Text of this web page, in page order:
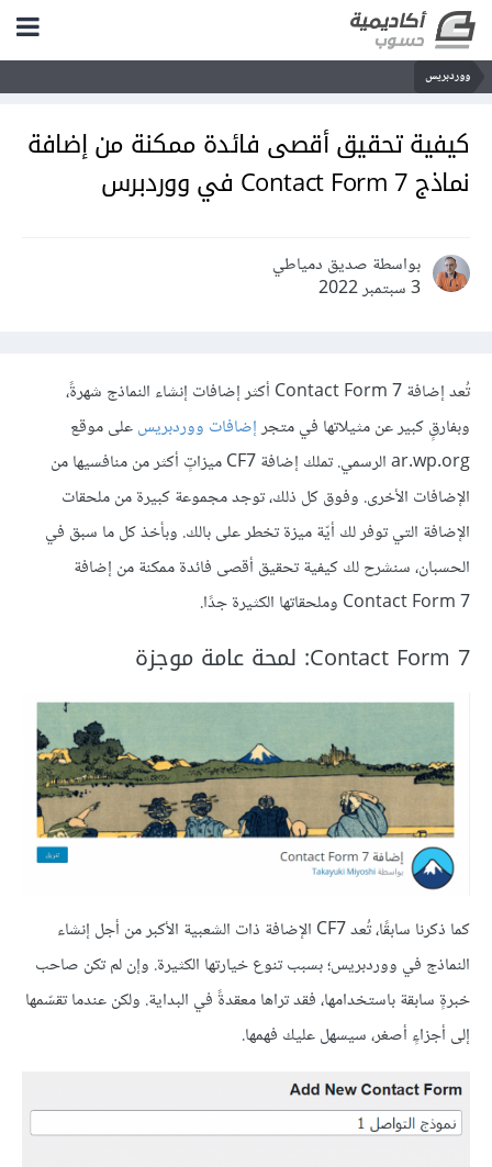
ووردبريس
كيفية تحقيق أقصى فائدة ممكنة من إضافة
نماذج Contact Form 7 في ووردبرس
بواسطة صديق دمياطي
3 سبتمبر 2022
تُعد إضافة Contact Form 7 أكثر إضافات إنشاء النماذج شهرةً،
وبفارقٍ كبير عن مثيلاتها في متجرإضافات ووردبريسعلى موقع
ar.wp.org الرسمي. تملك إضافة CF7 ميزاتٍ أكثر من منافسيها من
الإضافات الأخرى. وفوق كل ذلك، توجد مجموعة كبيرة من ملحقات
الإضافة التي توفر لك أيّة ميزة تخطر على بالك. وبأخذ كل ما سبق في
الحسبان، سنشرح لك كيفية تحقيق أقصى فائدة ممكنة من إضافة
Contact Form 7 وملحقاتها الكثيرة جدًا.
Contact Form 7: لمحة عامة موجزة
كما ذكرنا سابقًا، تُعد CF7 الإضافة ذات الشعبية الأكبر من أجل إنشاء
النماذج في ووردبريس؛ بسبب تنوع خيارتها الكثيرة. وإن لم تكن صاحب
خبرةٍ سابقة باستخدامها، فقد تراها معقدةً في البداية. ولكن عندما تقسّمها
إلى أجزاءٍ أصغر، سيسهل عليك فهمها.